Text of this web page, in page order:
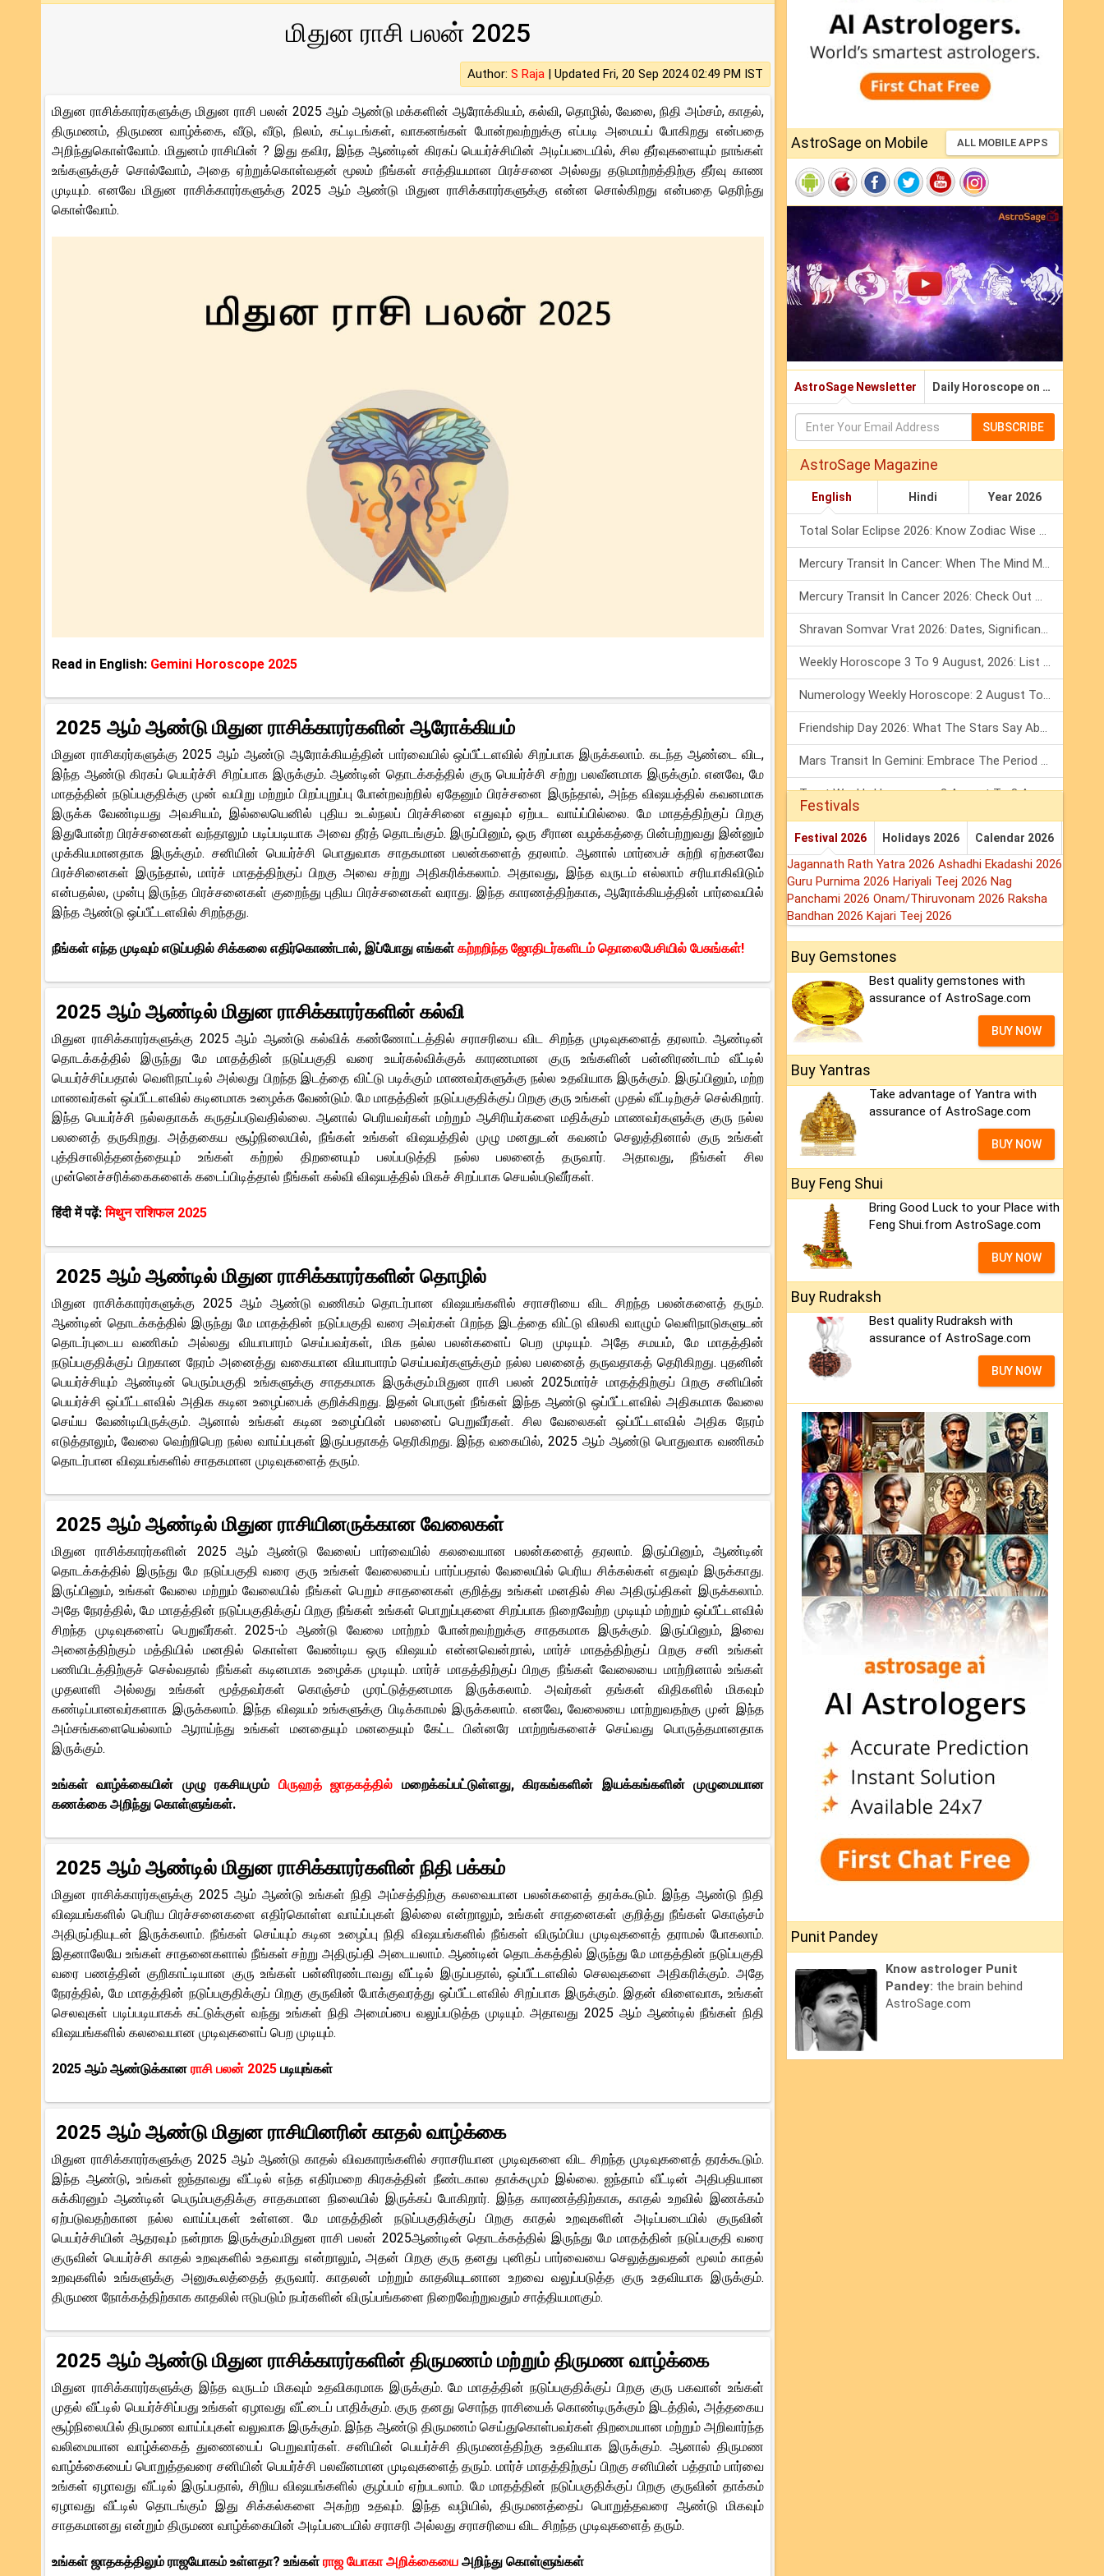
மிதுன ராசி பலன் 2025
Author: S Raja | Updated Fri, 20 Sep 2024 02:49 PM IST
மிதுன ராசிக்காரர்களுக்கு மிதுன ராசி பலன் 2025 ஆம் ஆண்டு மக்களின் ஆரோக்கியம், கல்வி, தொழில், வேலை, நிதி அம்சம், காதல்,
திருமணம், திருமண வாழ்க்கை, வீடு, வீடு, நிலம், கட்டிடங்கள், வாகனங்கள் போன்றவற்றுக்கு எப்படி அமையப் போகிறது என்பதை
அறிந்துகொள்வோம். மிதுனம் ராசியின் ? இது தவிர, இந்த ஆண்டின் கிரகப் பெயர்ச்சியின் அடிப்படையில், சில தீர்வுகளையும் நாங்கள்
உங்களுக்குச் சொல்வோம், அதை ஏற்றுக்கொள்வதன் மூலம் நீங்கள் சாத்தியமான பிரச்சனை அல்லது தடுமாற்றத்திற்கு தீர்வு காண
முடியும். எனவே மிதுன ராசிக்காரர்களுக்கு 2025 ஆம் ஆண்டு மிதுன ராசிக்காரர்களுக்கு என்ன சொல்கிறது என்பதை தெரிந்து
கொள்வோம்.
Read in English: Gemini Horoscope 2025
2025 ஆம் ஆண்டு மிதுன ராசிக்காரர்களின் ஆரோக்கியம்
மிதுன ராசிகரர்களுக்கு 2025 ஆம் ஆண்டு ஆரோக்கியத்தின் பார்வையில் ஒப்பீட்டளவில் சிறப்பாக இருக்கலாம். கடந்த ஆண்டை விட,
இந்த ஆண்டு கிரகப் பெயர்ச்சி சிறப்பாக இருக்கும். ஆண்டின் தொடக்கத்தில் குரு பெயர்ச்சி சற்று பலவீனமாக இருக்கும். எனவே, மே
மாதத்தின் நடுப்பகுதிக்கு முன் வயிறு மற்றும் பிறப்புறுப்பு போன்றவற்றில் ஏதேனும் பிரச்சனை இருந்தால், அந்த விஷயத்தில் கவனமாக
இருக்க வேண்டியது அவசியம், இல்லையெனில் புதிய உடல்நலப் பிரச்சினை எதுவும் ஏற்பட வாய்ப்பில்லை. மே மாதத்திற்குப் பிறகு
இதுபோன்ற பிரச்சனைகள் வந்தாலும் படிப்படியாக அவை தீரத் தொடங்கும். இருப்பினும், ஒரு சீரான வழக்கத்தை பின்பற்றுவது இன்னும்
முக்கியமானதாக இருக்கும். சனியின் பெயர்ச்சி பொதுவாக சாதகமான பலன்களைத் தரலாம். ஆனால் மார்பைச் சுற்றி ஏற்கனவே
பிரச்சினைகள் இருந்தால், மார்ச் மாதத்திற்குப் பிறகு அவை சற்று அதிகரிக்கலாம். அதாவது, இந்த வருடம் எல்லாம் சரியாகிவிடும்
என்பதல்ல, முன்பு இருந்த பிரச்சனைகள் குறைந்து புதிய பிரச்சனைகள் வராது. இந்த காரணத்திற்காக, ஆரோக்கியத்தின் பார்வையில்
இந்த ஆண்டு ஒப்பீட்டளவில் சிறந்தது.
நீங்கள் எந்த முடிவும் எடுப்பதில் சிக்கலை எதிர்கொண்டால், இப்போது எங்கள் கற்றறிந்த ஜோதிடர்களிடம் தொலைபேசியில் பேசுங்கள்!
2025 ஆம் ஆண்டில் மிதுன ராசிக்காரர்களின் கல்வி
மிதுன ராசிக்காரர்களுக்கு 2025 ஆம் ஆண்டு கல்விக் கண்ணோட்டத்தில் சராசரியை விட சிறந்த முடிவுகளைத் தரலாம். ஆண்டின்
தொடக்கத்தில் இருந்து மே மாதத்தின் நடுப்பகுதி வரை உயர்கல்விக்குக் காரணமான குரு உங்களின் பன்னிரண்டாம் வீட்டில்
பெயர்ச்சிப்பதால் வெளிநாட்டில் அல்லது பிறந்த இடத்தை விட்டு படிக்கும் மாணவர்களுக்கு நல்ல உதவியாக இருக்கும். இருப்பினும், மற்ற
மாணவர்கள் ஒப்பீட்டளவில் கடினமாக உழைக்க வேண்டும். மே மாதத்தின் நடுப்பகுதிக்குப் பிறகு குரு உங்கள் முதல் வீட்டிற்குச் செல்கிறார்.
இந்த பெயர்ச்சி நல்லதாகக் கருதப்படுவதில்லை. ஆனால் பெரியவர்கள் மற்றும் ஆசிரியர்களை மதிக்கும் மாணவர்களுக்கு குரு நல்ல
பலனைத் தருகிறது. அத்தகைய சூழ்நிலையில், நீங்கள் உங்கள் விஷயத்தில் முழு மனதுடன் கவனம் செலுத்தினால் குரு உங்கள்
புத்திசாலித்தனத்தையும் உங்கள் கற்றல் திறனையும் பலப்படுத்தி நல்ல பலனைத் தருவார். அதாவது, நீங்கள் சில
முன்னெச்சரிக்கைகளைக் கடைப்பிடித்தால் நீங்கள் கல்வி விஷயத்தில் மிகச் சிறப்பாக செயல்படுவீர்கள்.
हिंदी में पढ़ें:मिथुन राशिफल 2025
2025 ஆம் ஆண்டில் மிதுன ராசிக்காரர்களின் தொழில்
மிதுன ராசிக்காரர்களுக்கு 2025 ஆம் ஆண்டு வணிகம் தொடர்பான விஷயங்களில் சராசரியை விட சிறந்த பலன்களைத் தரும்.
ஆண்டின் தொடக்கத்தில் இருந்து மே மாதத்தின் நடுப்பகுதி வரை அவர்கள் பிறந்த இடத்தை விட்டு விலகி வாழும் வெளிநாடுகளுடன்
தொடர்புடைய வணிகம் அல்லது வியாபாரம் செய்பவர்கள், மிக நல்ல பலன்களைப் பெற முடியும். அதே சமயம், மே மாதத்தின்
நடுப்பகுதிக்குப் பிறகான நேரம் அனைத்து வகையான வியாபாரம் செய்பவர்களுக்கும் நல்ல பலனைத் தருவதாகத் தெரிகிறது. புதனின்
பெயர்ச்சியும் ஆண்டின் பெரும்பகுதி உங்களுக்கு சாதகமாக இருக்கும்.மிதுன ராசி பலன் 2025மார்ச் மாதத்திற்குப் பிறகு சனியின்
பெயர்ச்சி ஒப்பீட்டளவில் அதிக கடின உழைப்பைக் குறிக்கிறது. இதன் பொருள் நீங்கள் இந்த ஆண்டு ஒப்பீட்டளவில் அதிகமாக வேலை
செய்ய வேண்டியிருக்கும். ஆனால் உங்கள் கடின உழைப்பின் பலனைப் பெறுவீர்கள். சில வேலைகள் ஒப்பீட்டளவில் அதிக நேரம்
எடுத்தாலும், வேலை வெற்றிபெற நல்ல வாய்ப்புகள் இருப்பதாகத் தெரிகிறது. இந்த வகையில், 2025 ஆம் ஆண்டு பொதுவாக வணிகம்
தொடர்பான விஷயங்களில் சாதகமான முடிவுகளைத் தரும்.
2025 ஆம் ஆண்டில் மிதுன ராசியினருக்கான வேலைகள்
மிதுன ராசிக்காரர்களின் 2025 ஆம் ஆண்டு வேலைப் பார்வையில் கலவையான பலன்களைத் தரலாம். இருப்பினும், ஆண்டின்
தொடக்கத்தில் இருந்து மே நடுப்பகுதி வரை குரு உங்கள் வேலையைப் பார்ப்பதால் வேலையில் பெரிய சிக்கல்கள் எதுவும் இருக்காது.
இருப்பினும், உங்கள் வேலை மற்றும் வேலையில் நீங்கள் பெறும் சாதனைகள் குறித்து உங்கள் மனதில் சில அதிருப்திகள் இருக்கலாம்.
அதே நேரத்தில், மே மாதத்தின் நடுப்பகுதிக்குப் பிறகு நீங்கள் உங்கள் பொறுப்புகளை சிறப்பாக நிறைவேற்ற முடியும் மற்றும் ஒப்பீட்டளவில்
சிறந்த முடிவுகளைப் பெறுவீர்கள். 2025-ம் ஆண்டு வேலை மாற்றம் போன்றவற்றுக்கு சாதகமாக இருக்கும். இருப்பினும், இவை
அனைத்திற்கும் மத்தியில் மனதில் கொள்ள வேண்டிய ஒரு விஷயம் என்னவென்றால், மார்ச் மாதத்திற்குப் பிறகு சனி உங்கள்
பணியிடத்திற்குச் செல்வதால் நீங்கள் கடினமாக உழைக்க முடியும். மார்ச் மாதத்திற்குப் பிறகு நீங்கள் வேலையை மாற்றினால் உங்கள்
முதலாளி அல்லது உங்கள் மூத்தவர்கள் கொஞ்சம் முரட்டுத்தனமாக இருக்கலாம். அவர்கள் தங்கள் விதிகளில் மிகவும்
கண்டிப்பானவர்களாக இருக்கலாம். இந்த விஷயம் உங்களுக்கு பிடிக்காமல் இருக்கலாம். எனவே, வேலையை மாற்றுவதற்கு முன் இந்த
அம்சங்களையெல்லாம் ஆராய்ந்து உங்கள் மனதையும் மனதையும் கேட்ட பின்னரே மாற்றங்களைச் செய்வது பொருத்தமானதாக
இருக்கும்.
உங்கள் வாழ்க்கையின் முழு ரகசியமும் பிருஹத் ஜாதகத்தில் மறைக்கப்பட்டுள்ளது, கிரகங்களின் இயக்கங்களின் முழுமையான
கணக்கை அறிந்து கொள்ளுங்கள்.
2025 ஆம் ஆண்டில் மிதுன ராசிக்காரர்களின் நிதி பக்கம்
மிதுன ராசிக்காரர்களுக்கு 2025 ஆம் ஆண்டு உங்கள் நிதி அம்சத்திற்கு கலவையான பலன்களைத் தரக்கூடும். இந்த ஆண்டு நிதி
விஷயங்களில் பெரிய பிரச்சனைகளை எதிர்கொள்ள வாய்ப்புகள் இல்லை என்றாலும், உங்கள் சாதனைகள் குறித்து நீங்கள் கொஞ்சம்
அதிருப்தியுடன் இருக்கலாம். நீங்கள் செய்யும் கடின உழைப்பு நிதி விஷயங்களில் நீங்கள் விரும்பிய முடிவுகளைத் தராமல் போகலாம்.
இதனாலேயே உங்கள் சாதனைகளால் நீங்கள் சற்று அதிருப்தி அடையலாம். ஆண்டின் தொடக்கத்தில் இருந்து மே மாதத்தின் நடுப்பகுதி
வரை பணத்தின் குறிகாட்டியான குரு உங்கள் பன்னிரண்டாவது வீட்டில் இருப்பதால், ஒப்பீட்டளவில் செலவுகளை அதிகரிக்கும். அதே
நேரத்தில், மே மாதத்தின் நடுப்பகுதிக்குப் பிறகு குருவின் போக்குவரத்து ஒப்பீட்டளவில் சிறப்பாக இருக்கும். இதன் விளைவாக, உங்கள்
செலவுகள் படிப்படியாகக் கட்டுக்குள் வந்து உங்கள் நிதி அமைப்பை வலுப்படுத்த முடியும். அதாவது 2025 ஆம் ஆண்டில் நீங்கள் நிதி
விஷயங்களில் கலவையான முடிவுகளைப் பெற முடியும்.
2025 ஆம் ஆண்டுக்கான ராசி பலன் 2025 படியுங்கள்
2025 ஆம் ஆண்டு மிதுன ராசியினரின் காதல் வாழ்க்கை
மிதுன ராசிக்காரர்களுக்கு 2025 ஆம் ஆண்டு காதல் விவகாரங்களில் சராசரியான முடிவுகளை விட சிறந்த முடிவுகளைத் தரக்கூடும்.
இந்த ஆண்டு, உங்கள் ஐந்தாவது வீட்டில் எந்த எதிர்மறை கிரகத்தின் நீண்டகால தாக்கமும் இல்லை. ஐந்தாம் வீட்டின் அதிபதியான
சுக்கிரனும் ஆண்டின் பெரும்பகுதிக்கு சாதகமான நிலையில் இருக்கப் போகிறார். இந்த காரணத்திற்காக, காதல் உறவில் இணக்கம்
ஏற்படுவதற்கான நல்ல வாய்ப்புகள் உள்ளன. மே மாதத்தின் நடுப்பகுதிக்குப் பிறகு காதல் உறவுகளின் அடிப்படையில் குருவின்
பெயர்ச்சியின் ஆதரவும் நன்றாக இருக்கும்.மிதுன ராசி பலன் 2025ஆண்டின் தொடக்கத்தில் இருந்து மே மாதத்தின் நடுப்பகுதி வரை
குருவின் பெயர்ச்சி காதல் உறவுகளில் உதவாது என்றாலும், அதன் பிறகு குரு தனது புனிதப் பார்வையை செலுத்துவதன் மூலம் காதல்
உறவுகளில் உங்களுக்கு அனுகூலத்தைத் தருவார். காதலன் மற்றும் காதலியுடனான உறவை வலுப்படுத்த குரு உதவியாக இருக்கும்.
திருமண நோக்கத்திற்காக காதலில் ஈடுபடும் நபர்களின் விருப்பங்களை நிறைவேற்றுவதும் சாத்தியமாகும்.
2025 ஆம் ஆண்டு மிதுன ராசிக்காரர்களின் திருமணம் மற்றும் திருமண வாழ்க்கை
மிதுன ராசிக்காரர்களுக்கு இந்த வருடம் மிகவும் உதவிகரமாக இருக்கும். மே மாதத்தின் நடுப்பகுதிக்குப் பிறகு குரு பகவான் உங்கள்
முதல் வீட்டில் பெயர்ச்சிப்பது உங்கள் ஏழாவது வீட்டைப் பாதிக்கும். குரு தனது சொந்த ராசியைக் கொண்டிருக்கும் இடத்தில், அத்தகைய
சூழ்நிலையில் திருமண வாய்ப்புகள் வலுவாக இருக்கும். இந்த ஆண்டு திருமணம் செய்துகொள்பவர்கள் திறமையான மற்றும் அறிவார்ந்த
வலிமையான வாழ்க்கைத் துணையைப் பெறுவார்கள். சனியின் பெயர்ச்சி திருமணத்திற்கு உதவியாக இருக்கும். ஆனால் திருமண
வாழ்க்கையைப் பொறுத்தவரை சனியின் பெயர்ச்சி பலவீனமான முடிவுகளைத் தரும். மார்ச் மாதத்திற்குப் பிறகு சனியின் பத்தாம் பார்வை
உங்கள் ஏழாவது வீட்டில் இருப்பதால், சிறிய விஷயங்களில் குழப்பம் ஏற்படலாம். மே மாதத்தின் நடுப்பகுதிக்குப் பிறகு குருவின் தாக்கம்
ஏழாவது வீட்டில் தொடங்கும் இது சிக்கல்களை அகற்ற உதவும். இந்த வழியில், திருமணத்தைப் பொறுத்தவரை ஆண்டு மிகவும்
சாதகமானது என்றும் திருமண வாழ்க்கையின் அடிப்படையில் சராசரி அல்லது சராசரியை விட சிறந்த முடிவுகளைத் தரும்.
உங்கள் ஜாதகத்திலும் ராஜயோகம் உள்ளதா? உங்கள் ராஜ யோகா அறிக்கையை அறிந்து கொள்ளுங்கள்
AstroSage on Mobile ALL MOBILE APPS
AstroSage Newsletter Daily Horoscope on Email
SUBSCRIBE
AstroSage Magazine
English Hindi Year 2026
Total Solar Eclipse 2026: Know Zodiac Wise Prediction
Mercury Transit In Cancer: When The Mind Meets The Heart!
Mercury Transit In Cancer 2026: Check Out What It Brings For You
Shravan Somvar Vrat 2026: Dates, Significance & Rituals In August
Weekly Horoscope 3 To 9 August, 2026: List Of Fasts & Festivals
Numerology Weekly Horoscope: 2 August To 8 August, 2026
Friendship Day 2026: What The Stars Say About Your Best Friend!
Mars Transit In Gemini: Embrace The Period Full Of Energy & Intelligence
Tarot Weekly Horoscope: 2 August To 8 August, 2026
Festivals
Festival 2026 Holidays 2026 Calendar 2026
Jagannath Rath Yatra 2026 Ashadhi Ekadashi 2026
Guru Purnima 2026 Hariyali Teej 2026 Nag
Panchami 2026 Onam/Thiruvonam 2026 Raksha
Bandhan 2026 Kajari Teej 2026
Buy Gemstones
Best quality gemstones with
assurance of AstroSage.com
BUY NOW
Buy Yantras
Take advantage of Yantra with
assurance of AstroSage.com
BUY NOW
Buy Feng Shui
Bring Good Luck to your Place with
Feng Shui.from AstroSage.com
BUY NOW
Buy Rudraksh
Best quality Rudraksh with
assurance of AstroSage.com
BUY NOW
Punit Pandey
Know astrologer Punit
Pandey: the brain behind
AstroSage.com